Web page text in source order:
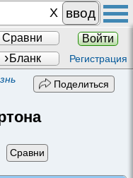
ввод
Сравни
Войти
Бланк Регистрация
Поделиться
Сравни